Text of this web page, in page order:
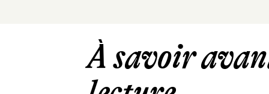
À savoir